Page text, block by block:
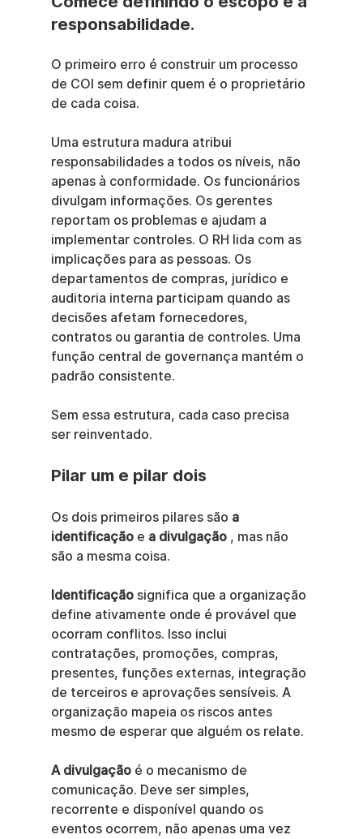
responsabilidade.
O primeiro erro é construir um processo
de COI sem definir quem é o proprietário
de cada coisa.
Uma estrutura madura atribui
responsabilidades a todos os níveis, não
apenas à conformidade. Os funcionários
divulgam informações. Os gerentes
reportam os problemas e ajudam a
implementar controles. O RH lida com as
implicações para as pessoas. Os
departamentos de compras, jurídico e
auditoria interna participam quando as
decisões afetam fornecedores,
contratos ou garantia de controles. Uma
função central de governança mantém o
padrão consistente.
Sem essa estrutura, cada caso precisa
ser reinventado.
Pilar um e pilar dois
Os dois primeiros pilares são a
identificação e a divulgação , mas não
são a mesma coisa.
Identificação significa que a organização
define ativamente onde é provável que
ocorram conflitos. Isso inclui
contratações, promoções, compras,
presentes, funções externas, integração
de terceiros e aprovações sensíveis. A
organização mapeia os riscos antes
mesmo de esperar que alguém os relate.
A divulgação é o mecanismo de
comunicação. Deve ser simples,
recorrente e disponível quando os
eventos ocorrem, não apenas uma vez